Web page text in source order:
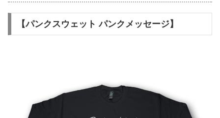
【パンクスウェット パンクメッセージ】